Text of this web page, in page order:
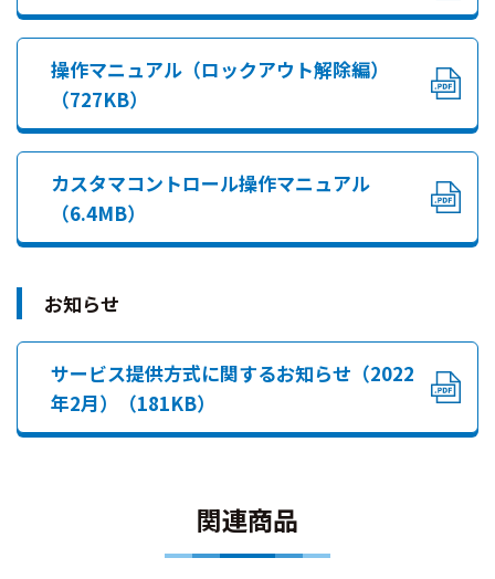
操作マニュアル（ロックアウト解除編）
（727KB）
カスタマコントロール操作マニュアル
（6.4MB）
お知らせ
サービス提供方式に関するお知らせ（2022
年2月）（181KB）
関連商品